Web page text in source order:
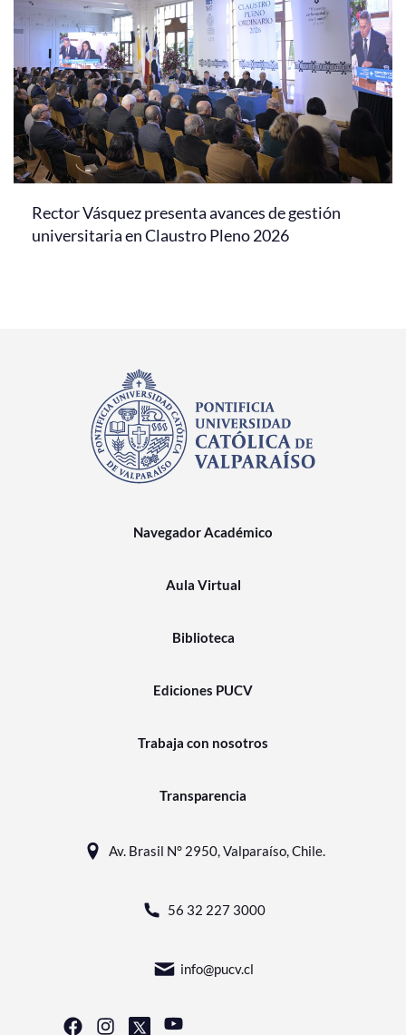
Rector Vásquez presenta avances de gestión
universitaria en Claustro Pleno 2026
Navegador Académico
Aula Virtual
Biblioteca
Ediciones PUCV
Trabaja con nosotros
Transparencia
Av. Brasil N° 2950, Valparaíso, Chile.
56 32 227 3000
info@pucv.cl